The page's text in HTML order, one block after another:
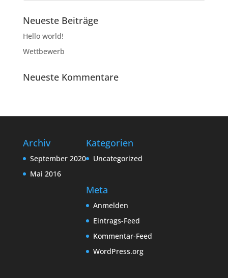
Neueste Beiträge
Hello world!
Wettbewerb
Neueste Kommentare
Archiv
September 2020
Mai 2016
Kategorien
Uncategorized
Meta
Anmelden
Eintrags-Feed
Kommentar-Feed
WordPress.org